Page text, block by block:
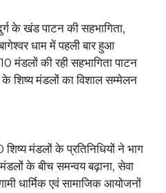
के खंड पाटन की सहभागिता,
धाम में पहली बार हुआ
मंडलों की रही सहभागिता पाटन
के शिष्य मंडलों का विशाल सम्मेलन
मंडलों के प्रतिनिधियों ने भाग
के बीच समन्वय बढ़ाना, सेवा
धार्मिक एवं सामाजिक आयोजनों